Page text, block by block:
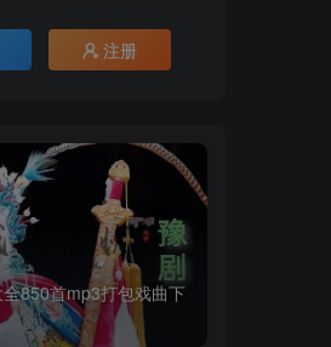
注册
850首mp3打包戏曲下